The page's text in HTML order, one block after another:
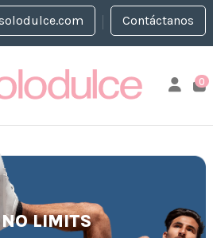
Contáctanos
0
NO LIMITS